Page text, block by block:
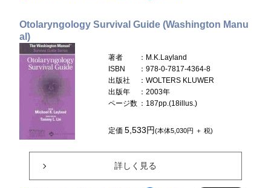
Otolaryngology Survival Guide (Washington Manu
al)
著者
：M.K.Layland
ISBN
：978-0-7817-4364-8
出版社
：WOLTERS KLUWER
出版年
：2003年
ページ数 ：187pp.(18illus.)
定価5,533円(本体5,030円 ＋ 税)
詳しく見る